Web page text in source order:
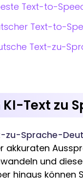
Text-to-
Text-to-
Text-zu-
Text zu
zu-Sprache-
akkuraten
und
hinaus